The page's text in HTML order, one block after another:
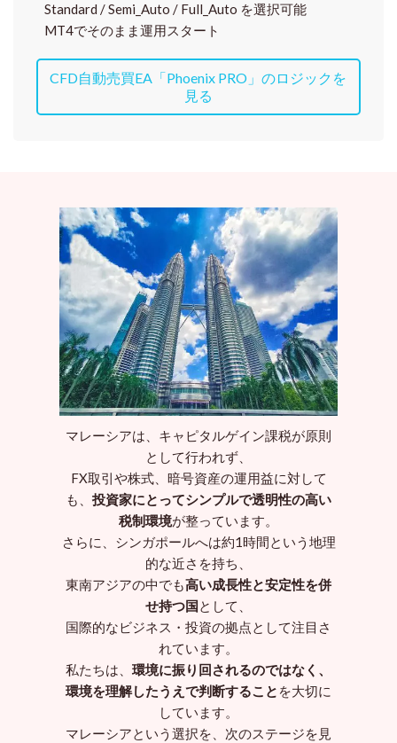
Standard / Semi_Auto / Full_Auto を選択可能
MT4でそのまま運用スタート
CFD自動売買EA「Phoenix PRO」のロジックを
見る
マレーシアは、キャピタルゲイン課税が原則
として行われず、
FX取引や株式、暗号資産の運用益に対して
も、 投資家にとってシンプルで透明性の高い
税制環境が整っています。
さらに、シンガポールへは約1時間という地理
的な近さを持ち、
東南アジアの中でも高い成長性と安定性を併
せ持つ国 として、
国際的なビジネス・投資の拠点として注目さ
れています。
私たちは、 環境に振り回されるのではなく、
環境を理解したうえで判断すること を大切に
しています。
マレーシアという選択を、次のステージを見